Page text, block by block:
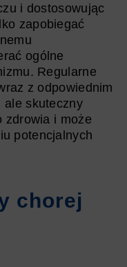
i dostosowując
zapobiegać
ogólne
Regularne
z odpowiednim
ale skuteczny
zdrowia i może
potencjalnych
chorej